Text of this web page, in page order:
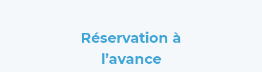
Réservation à
l’avance